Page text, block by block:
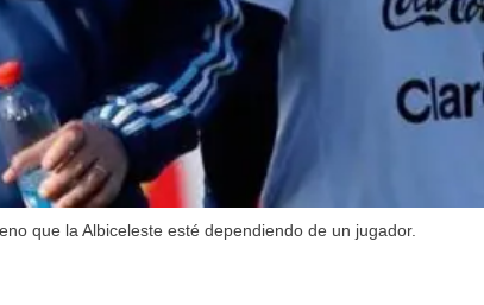
que la Albiceleste esté dependiendo de un jugador.